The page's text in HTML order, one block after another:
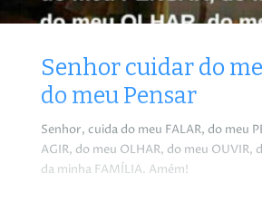
Senhor cuidar do
do meu Pensar
Senhor, cuida do meu FALAR, do meu
AGIR, do meu OLHAR, do meu OUVIR,
da minha FAMÍLIA. Amém!